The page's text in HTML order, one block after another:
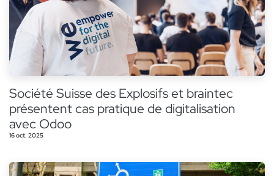
Société Suisse des Explosifs et braintec
présentent cas pratique de digitalisation
avec Odoo
16 oct. 2025